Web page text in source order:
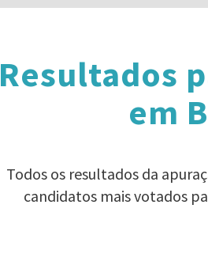
Resultados
em
Todos os resultados da
candidatos mais votados